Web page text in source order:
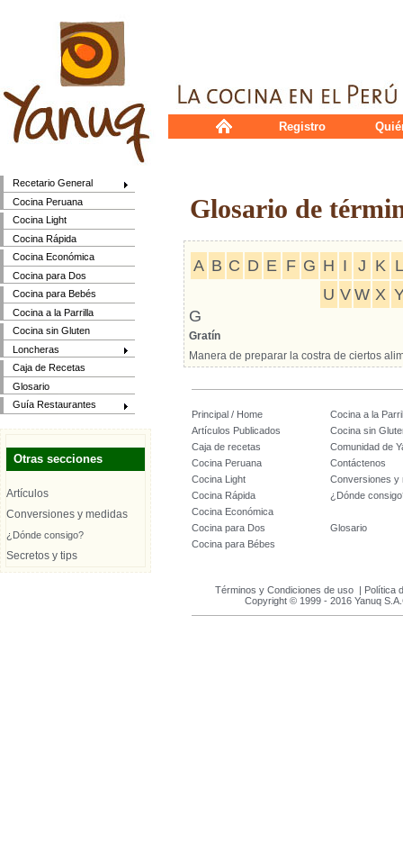
Recetario General
Cocina Peruana
Cocina Light
Cocina Rápida
Cocina Económica
Cocina para Dos
Cocina para Bebés
Cocina a la Parrilla
Cocina sin Gluten
Loncheras
Caja de Recetas
Glosario
Guía Restaurantes
Otras secciones
Artículos
Conversiones y medidas
¿Dónde consigo?
Secretos y tips
Registro
Glosario de
A B C D E F G H I J K L
U V W X
G
Gratín
Manera de preparar la costra de ciertos
Principal / Home
Cocina a la
Artículos Publicados
Cocina sin
Caja de recetas
Comunidad de
Cocina Peruana
Contáctenos
Cocina Light
Conversiones y
Cocina Rápida
¿Dónde
Cocina Económica
Cocina para Dos
Glosario
Cocina para Bébes
Términos y Condiciones de uso| Política
Copyright © 1999 - 2016 Yanuq